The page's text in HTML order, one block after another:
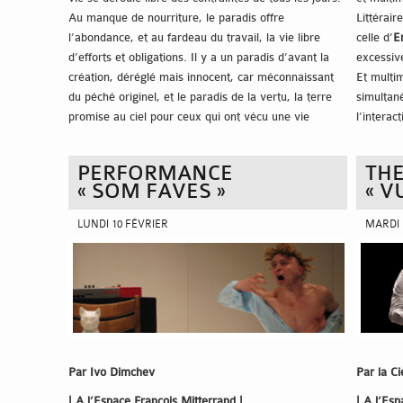
Au manque de nourriture, le paradis offre
l’abondance, et au fardeau du travail, la vie libre
d’efforts et obligations. Il y a un paradis d’avant la
création, déréglé mais innocent, car méconnaissant
du péché originel, et le paradis de la vertu, la terre
promise au ciel pour ceux qui ont vécu une vie
Jugement et, petit à petit, trouvait sa place dans la
sphère des arts, il est devenu de plus un plus le lieu
de l’exotique et du merveilleux. Parcours symétrique
des hauts lieux de l’imagination artistique.Paraíso –
[Paradis – collection privé] est un
concert chorégraphique dans le jardin de
l’imagination; marqué par des éléments dissonants et
hétérogènes, peut-être étranges, éventuellement
émotions où des rencontres fortuites avec des
aiguilles peuvent se produire.
celle d’
Et
La
PERFORMANCE
« SOM FAVES »
LUNDI 10 FÉVRIER
Par Ivo Dimchev
«
MARDI
Par la